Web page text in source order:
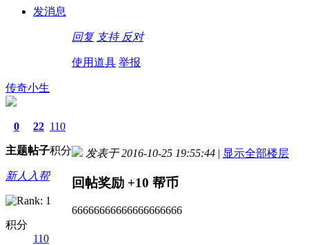
发消息
回复 支持 反对
使用道具 举报
传奇小生
0
主题
22
帖子
110
积分
新人入帮
积分
110
发表于 2016-10-25 19:55:44 | 显示全部楼层
回帖奖励 +10 帮币
66666666666666666666